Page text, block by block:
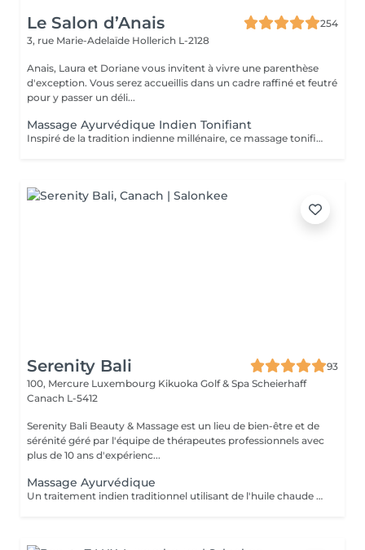
Le Salon d’Anais
254
3, rue Marie-Adelaïde Hollerich L-2128
Anais, Laura et Doriane vous invitent à vivre une parenthèse
d'exception. Vous serez accueillis dans un cadre raffiné et feutré
pour y passer un déli...
Massage Ayurvédique Indien Tonifiant
Inspiré de la tradition indienne millénaire, ce massage tonifiant à l'huile chaude propose une alternance des rythmes variés. Profitez des fragrances de vanille et cardamome de ce soin qui soulage vos muscles, facilite le sommeil profond et laisse la peau soyeuse.
Serenity Bali
93
100, Mercure Luxembourg Kikuoka Golf & Spa Scheierhaff
Canach L-5412
Serenity Bali Beauty & Massage est un lieu de bien-être et de
sérénité géré par l'équipe de thérapeutes professionnels avec
plus de 10 ans d'expérienc...
Massage Ayurvédique
Un traitement indien traditionnel utilisant de l'huile chaude et de longs mouvements de massage fluides pour favoriser une relaxation profonde.